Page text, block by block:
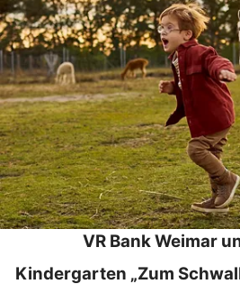
VR Bank Weimar
Kindergarten „Zum